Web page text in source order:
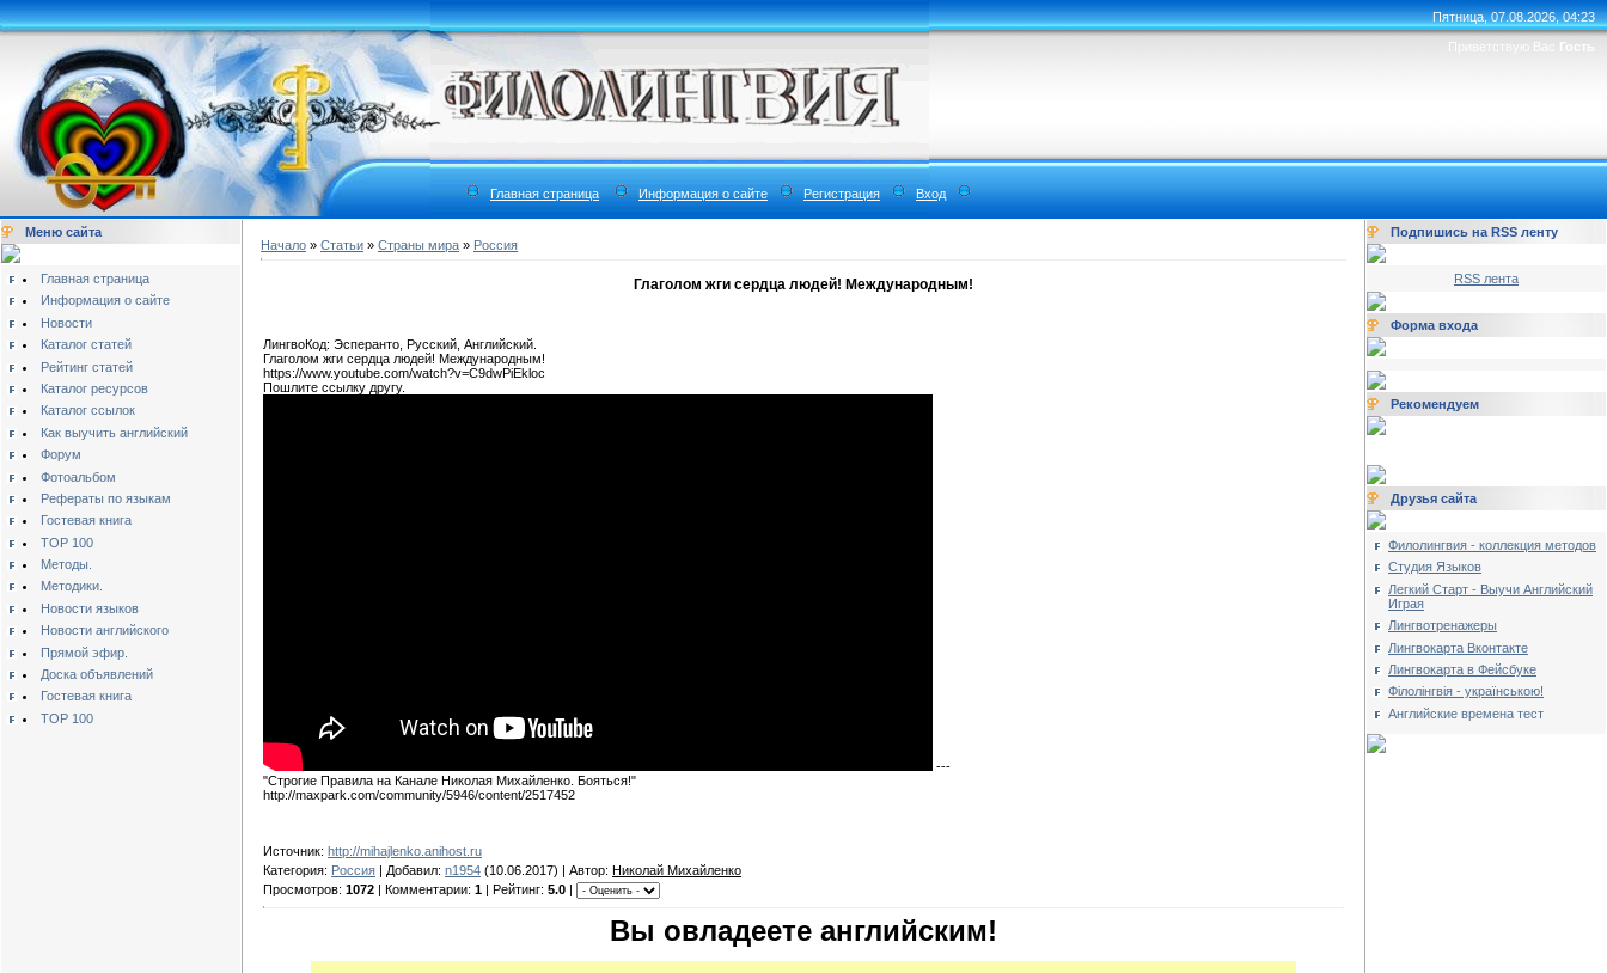
Пятница, 07.08.2026, 04:23
Приветствую Вас Гость
Главная страница Информация о сайте Регистрация Вход
Меню сайта
Главная страница
Информация о сайте
Новости
Каталог статей
Рейтинг статей
Каталог ресурсов
Каталог ссылок
Как выучить английский
Форум
Фотоальбом
Рефераты по языкам
Гостевая книга
TOP 100
Методы.
Методики.
Новости языков
Новости английского
Прямой эфир.
Доска объявлений
Гостевая книга
TOP 100
Начало » Статьи » Страны мира » Россия
Глаголом жги сердца людей! Международным!
ЛингвоКод: Эсперанто, Русский, Английский.
Глаголом жги сердца людей! Международным!
https://www.youtube.com/watch?v=C9dwPiEkloc
Пошлите ссылку другу.
---
"Строгие Правила на Канале Николая Михайленко. Бояться!"
http://maxpark.com/community/5946/content/2517452
Источник: http://mihajlenko.anihost.ru
Категория: Россия | Добавил: n1954 (10.06.2017) | Автор: Николай Михайленко
Просмотров: 1072 | Комментарии: 1 | Рейтинг: 5.0
Вы овладеете английским!
Подпишись на RSS ленту
RSS лента
Форма входа
Рекомендуем
Друзья сайта
Филолингвия - коллекция методов
Студия Языков
Легкий Старт - Выучи Английский
Играя
Лингвотренажеры
Лингвокарта Вконтакте
Лингвокарта в Фейсбуке
Філолінгвія - українською!
Английские времена тест